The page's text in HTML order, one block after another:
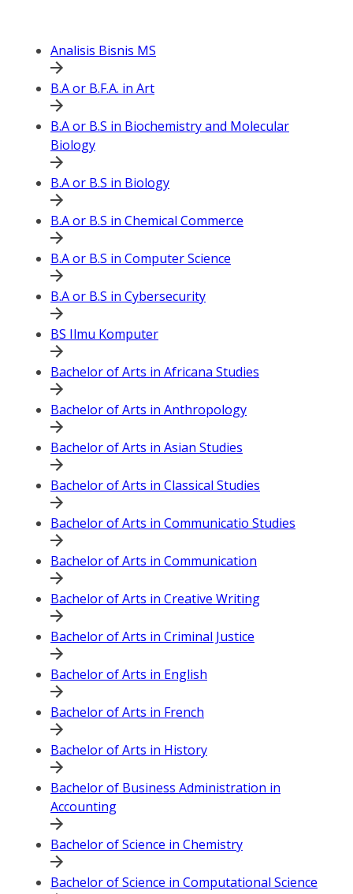
Analisis Bisnis MS
B.A or B.F.A. in Art
B.A or B.S in Biochemistry and Molecular
Biology
B.A or B.S in Biology
B.A or B.S in Chemical Commerce
B.A or B.S in Computer Science
B.A or B.S in Cybersecurity
BS Ilmu Komputer
Bachelor of Arts in Africana Studies
Bachelor of Arts in Anthropology
Bachelor of Arts in Asian Studies
Bachelor of Arts in Classical Studies
Bachelor of Arts in Communicatio Studies
Bachelor of Arts in Communication
Bachelor of Arts in Creative Writing
Bachelor of Arts in Criminal Justice
Bachelor of Arts in English
Bachelor of Arts in French
Bachelor of Arts in History
Bachelor of Business Administration in
Accounting
Bachelor of Science in Chemistry
Bachelor of Science in Computational Science